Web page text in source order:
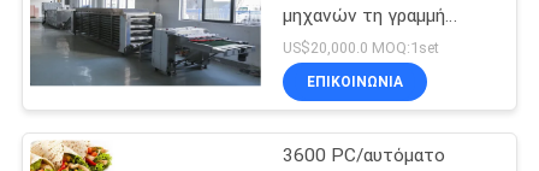
ΖΗΤΉΣΤΕ
ΜΙΑ
ΠΡΟΣΦΟΡΆ
Ψάρια σάλτσα τσίλι
μηχανών τη γραμμή
παραγωγής
US$20,000.0 MOQ:1set
ΕΠΙΚΟΙΝΩΝΊΑ
3600 PC/αυτόματο